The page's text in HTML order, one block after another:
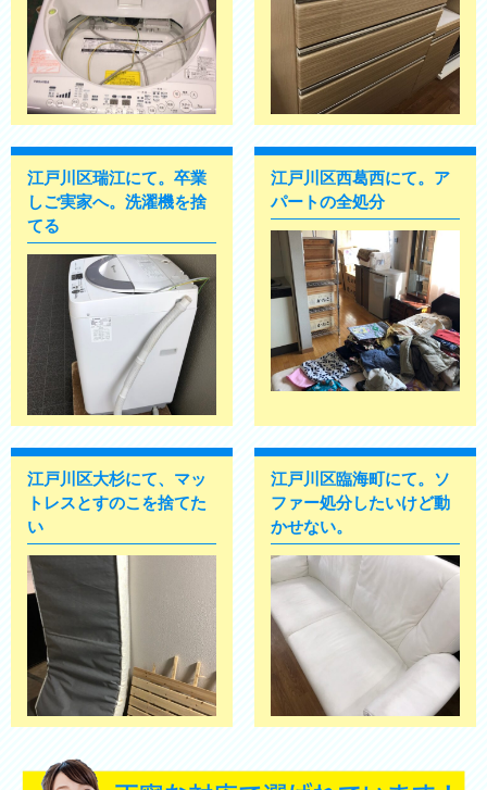
江戸川区瑞江にて。卒業
しご実家へ。洗濯機を捨
てる
江戸川区西葛西にて。ア
パートの全処分
江戸川区大杉にて、マッ
トレスとすのこを捨てた
い
江戸川区臨海町にて。ソ
ファー処分したいけど動
かせない。